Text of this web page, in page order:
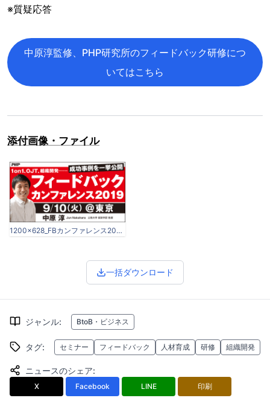
※質疑応答
中原淳監修、PHP研究所のフィードバック研修につ
いてはこちら
添付画像・ファイル
1200×628_FBカンファレンス2019[1].png
一括ダウンロード
ジャンル: BtoB・ビジネス
タグ: セミナー フィードバック 人材育成 研修 組織開発
ニュースのシェア:
X Facebook LINE 印刷